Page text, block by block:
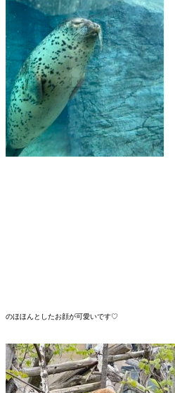
のほほんとしたお顔が可愛いです♡